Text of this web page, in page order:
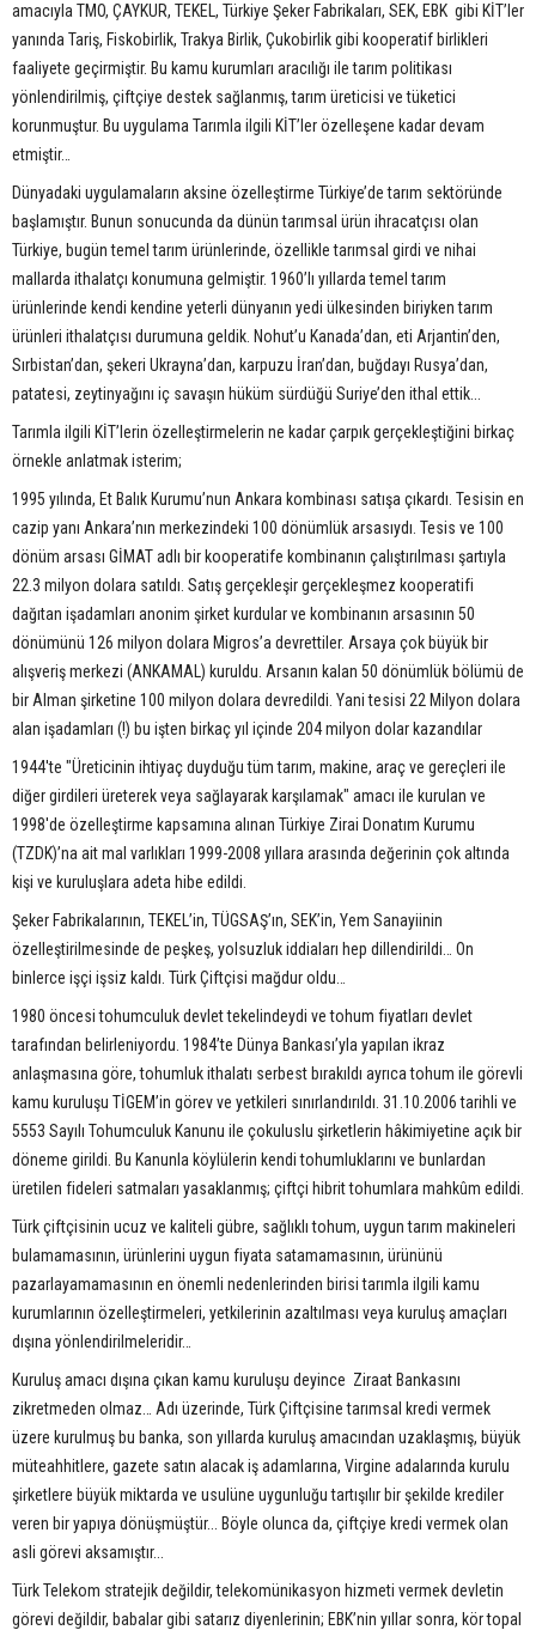
amacıyla TMO, ÇAYKUR, TEKEL, Türkiye Şeker Fabrikaları, SEK, EBK gibi KİT’ler
yanında Tariş, Fiskobirlik, Trakya Birlik, Çukobirlik gibi kooperatif birlikleri
faaliyete geçirmiştir. Bu kamu kurumları aracılığı ile tarım politikası
yönlendirilmiş, çiftçiye destek sağlanmış, tarım üreticisi ve tüketici
korunmuştur. Bu uygulama Tarımla ilgili KİT’ler özelleşene kadar devam
etmiştir…
Dünyadaki uygulamaların aksine özelleştirme Türkiye’de tarım sektöründe
başlamıştır. Bunun sonucunda da dünün tarımsal ürün ihracatçısı olan
Türkiye, bugün temel tarım ürünlerinde, özellikle tarımsal girdi ve nihai
mallarda ithalatçı konumuna gelmiştir. 1960’lı yıllarda temel tarım
ürünlerinde kendi kendine yeterli dünyanın yedi ülkesinden biriyken tarım
ürünleri ithalatçısı durumuna geldik. Nohut’u Kanada’dan, eti Arjantin’den,
Sırbistan’dan, şekeri Ukrayna’dan, karpuzu İran’dan, buğdayı Rusya’dan,
patatesi, zeytinyağını iç savaşın hüküm sürdüğü Suriye’den ithal ettik...
Tarımla ilgili KİT’lerin özelleştirmelerin ne kadar çarpık gerçekleştiğini birkaç
örnekle anlatmak isterim;
1995 yılında, Et Balık Kurumu’nun Ankara kombinası satışa çıkardı. Tesisin en
cazip yanı Ankara’nın merkezindeki 100 dönümlük arsasıydı. Tesis ve 100
dönüm arsası GİMAT adlı bir kooperatife kombinanın çalıştırılması şartıyla
22.3 milyon dolara satıldı. Satış gerçekleşir gerçekleşmez kooperatifi
dağıtan işadamları anonim şirket kurdular ve kombinanın arsasının 50
dönümünü 126 milyon dolara Migros’a devrettiler. Arsaya çok büyük bir
alışveriş merkezi (ANKAMAL) kuruldu. Arsanın kalan 50 dönümlük bölümü de
bir Alman şirketine 100 milyon dolara devredildi. Yani tesisi 22 Milyon dolara
alan işadamları (!) bu işten birkaç yıl içinde 204 milyon dolar kazandılar
1944'te "Üreticinin ihtiyaç duyduğu tüm tarım, makine, araç ve gereçleri ile
diğer girdileri üreterek veya sağlayarak karşılamak" amacı ile kurulan ve
1998'de özelleştirme kapsamına alınan Türkiye Zirai Donatım Kurumu
(TZDK)’na ait mal varlıkları 1999-2008 yıllara arasında değerinin çok altında
kişi ve kuruluşlara adeta hibe edildi.
Şeker Fabrikalarının, TEKEL’in, TÜGSAŞ’ın, SEK’in, Yem Sanayiinin
özelleştirilmesinde de peşkeş, yolsuzluk iddiaları hep dillendirildi… On
binlerce işçi işsiz kaldı. Türk Çiftçisi mağdur oldu…
1980 öncesi tohumculuk devlet tekelindeydi ve tohum fiyatları devlet
tarafından belirleniyordu. 1984’te Dünya Bankası’yla yapılan ikraz
anlaşmasına göre, tohumluk ithalatı serbest bırakıldı ayrıca tohum ile görevli
kamu kuruluşu TİGEM’in görev ve yetkileri sınırlandırıldı. 31.10.2006 tarihli ve
5553 Sayılı Tohumculuk Kanunu ile çokuluslu şirketlerin hâkimiyetine açık bir
döneme girildi. Bu Kanunla köylülerin kendi tohumluklarını ve bunlardan
üretilen fideleri satmaları yasaklanmış; çiftçi hibrit tohumlara mahkûm edildi.
Türk çiftçisinin ucuz ve kaliteli gübre, sağlıklı tohum, uygun tarım makineleri
bulamamasının, ürünlerini uygun fiyata satamamasının, ürününü
pazarlayamamasının en önemli nedenlerinden birisi tarımla ilgili kamu
kurumlarının özelleştirmeleri, yetkilerinin azaltılması veya kuruluş amaçları
dışına yönlendirilmeleridir…
Kuruluş amacı dışına çıkan kamu kuruluşu deyince Ziraat Bankasını
zikretmeden olmaz… Adı üzerinde, Türk Çiftçisine tarımsal kredi vermek
üzere kurulmuş bu banka, son yıllarda kuruluş amacından uzaklaşmış, büyük
müteahhitlere, gazete satın alacak iş adamlarına, Virgine adalarında kurulu
şirketlere büyük miktarda ve usulüne uygunluğu tartışılır bir şekilde krediler
veren bir yapıya dönüşmüştür... Böyle olunca da, çiftçiye kredi vermek olan
asli görevi aksamıştır...
Türk Telekom stratejik değildir, telekomünikasyon hizmeti vermek devletin
görevi değildir, babalar gibi satarız diyenlerinin; EBK’nin yıllar sonra, kör topal